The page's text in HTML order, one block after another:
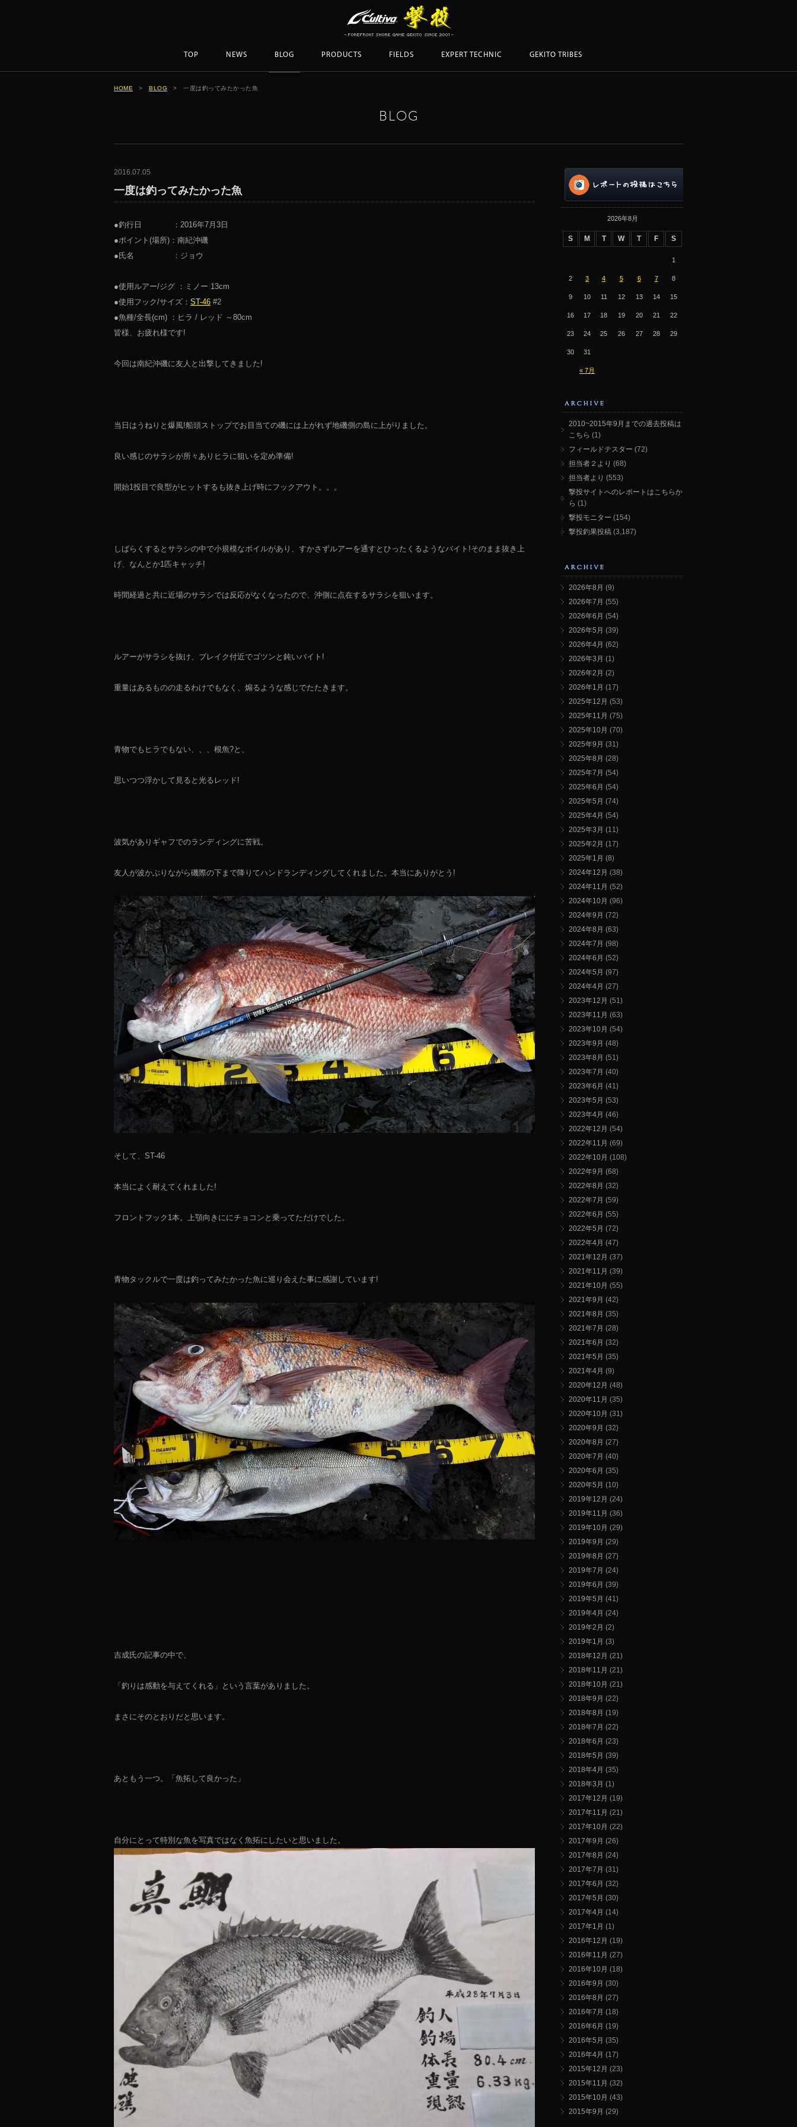
TOP NEWS BLOG PRODUCTS FIELDS EXPERT TECHNIC GEKITO TRIBES
HOME >BLOG > 一度は釣ってみたかった魚
BLOG
2016.07.05
一度は釣ってみたかった魚
●釣行日 ：2016年7月3日
●ポイント(場所)：南紀沖磯
●氏名 ：ジョウ
●使用ルアー/ジグ ：ミノー 13cm
●使用フック/サイズ：ST-46#2
●魚種/全長(cm) ：ヒラ / レッド ～80cm
皆様、お疲れ様です!
今回は南紀沖磯に友人と出撃してきました!
当日はうねりと爆風!船頭ストップでお目当ての磯には上がれず地磯側の島に上がりました。
良い感じのサラシが所々ありヒラに狙いを定め準備!
開始1投目で良型がヒットするも抜き上げ時にフックアウト。。。
しばらくするとサラシの中で小規模なボイルがあり、すかさずルアーを通すとひったくるようなバイト!そのまま抜き上
げ、なんとか1匹キャッチ!
時間経過と共に近場のサラシでは反応がなくなったので、沖側に点在するサラシを狙います。
ルアーがサラシを抜け、ブレイク付近でゴツンと鈍いバイト!
重量はあるものの走るわけでもなく、煽るような感じでたたきます。
青物でもヒラでもない、、、根魚?と、
思いつつ浮かして見ると光るレッド!
波気がありギャフでのランディングに苦戦。
友人が波かぶりながら磯際の下まで降りてハンドランディングしてくれました。本当にありがとう!
そして、ST-46
本当によく耐えてくれました!
フロントフック1本。上顎向きににチョコンと乗ってただけでした。
青物タックルで一度は釣ってみたかった魚に巡り会えた事に感謝しています!
吉成氏の記事の中で、
「釣りは感動を与えてくれる」という言葉がありました。
まさにそのとおりだと思います。
あともう一つ。「魚拓して良かった」
自分にとって特別な魚を写真ではなく魚拓にしたいと思いました。
2026年8月
S M T W T F S
« 7月
1
2 3 4 5 6 7 8
9 10 11 12 13 14 15
16 17 18 19 20 21 22
23 24 25 26 27 28 29
30 31
2010~2015年9月までの過去投稿は
こちら(1)
フィールドテスター(72)
担当者２より(68)
担当者より(553)
撃投サイトへのレポートはこちらか
ら(1)
撃投モニター(154)
撃投釣果投稿(3,187)
2026年8月(9)
2026年7月(55)
2026年6月(54)
2026年5月(39)
2026年4月(62)
2026年3月(1)
2026年2月(2)
2026年1月(17)
2025年12月(53)
2025年11月(75)
2025年10月(70)
2025年9月(31)
2025年8月(28)
2025年7月(54)
2025年6月(54)
2025年5月(74)
2025年4月(54)
2025年3月(11)
2025年2月(17)
2025年1月(8)
2024年12月(38)
2024年11月(52)
2024年10月(96)
2024年9月(72)
2024年8月(63)
2024年7月(98)
2024年6月(52)
2024年5月(97)
2024年4月(27)
2023年12月(51)
2023年11月(63)
2023年10月(54)
2023年9月(48)
2023年8月(51)
2023年7月(40)
2023年6月(41)
2023年5月(53)
2023年4月(46)
2022年12月(54)
2022年11月(69)
2022年10月(108)
2022年9月(68)
2022年8月(32)
2022年7月(59)
2022年6月(55)
2022年5月(72)
2022年4月(47)
2021年12月(37)
2021年11月(39)
2021年10月(55)
2021年9月(42)
2021年8月(35)
2021年7月(28)
2021年6月(32)
2021年5月(35)
2021年4月(9)
2020年12月(48)
2020年11月(35)
2020年10月(31)
2020年9月(32)
2020年8月(27)
2020年7月(40)
2020年6月(35)
2020年5月(10)
2019年12月(24)
2019年11月(36)
2019年10月(29)
2019年9月(29)
2019年8月(27)
2019年7月(24)
2019年6月(39)
2019年5月(41)
2019年4月(24)
2019年2月(2)
2019年1月(3)
2018年12月(21)
2018年11月(21)
2018年10月(21)
2018年9月(22)
2018年8月(19)
2018年7月(22)
2018年6月(23)
2018年5月(39)
2018年4月(35)
2018年3月(1)
2017年12月(19)
2017年11月(21)
2017年10月(22)
2017年9月(26)
2017年8月(24)
2017年7月(31)
2017年6月(32)
2017年5月(30)
2017年4月(14)
2017年1月(1)
2016年12月(19)
2016年11月(27)
2016年10月(18)
2016年9月(30)
2016年8月(27)
2016年7月(18)
2016年6月(19)
2016年5月(35)
2016年4月(17)
2015年12月(23)
2015年11月(32)
2015年10月(43)
2015年9月(29)